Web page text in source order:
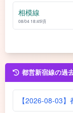
相模線
08/04 18:45頃
都営新宿線の過
【2026-08-03